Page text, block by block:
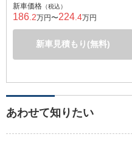
新車価格 （税込）
186 .2万円〜224 .4万円
新車見積もり(無料)
あわせて知りたい